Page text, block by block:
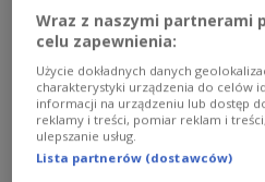
Choć mapa, którą dziś
w 1975 roku, to jej historia
światowej. W maju 1940
został przekazany
Zbrojnych stacjonujących w
tu sztab brygady. W latach
Wraz z naszymi partnerami
celu zapewnienia:
Użycie dokładnych danych
charakterystyki urządzenia do celów
informacji na urządzeniu lub dostęp
reklamy i treści, pomiar reklam i
ulepszanie usług.
Lista partnerów (dostawców)